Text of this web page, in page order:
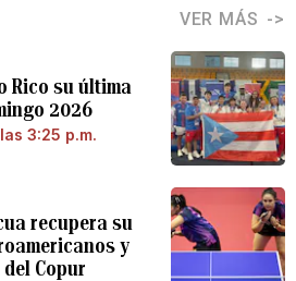
VER MÁS
Rico su última
2026
3:25 p.m.
recupera su
y
Copur